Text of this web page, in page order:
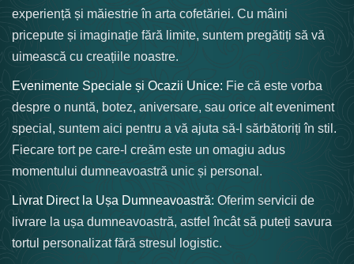
experiență și măiestrie în arta cofetăriei. Cu mâini
pricepute și imaginație fără limite, suntem pregătiți să vă
uimească cu creațiile noastre.
Evenimente Speciale și Ocazii Unice: Fie că este vorba
despre o nuntă, botez, aniversare, sau orice alt eveniment
special, suntem aici pentru a vă ajuta să-l sărbătoriți în stil.
Fiecare tort pe care-l creăm este un omagiu adus
momentului dumneavoastră unic și personal.
Livrat Direct la Ușa Dumneavoastră: Oferim servicii de
livrare la ușa dumneavoastră, astfel încât să puteți savura
tortul personalizat fără stresul logistic.